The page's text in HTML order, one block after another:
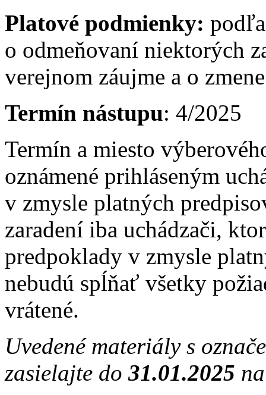
Platové podmienky:
o odmeňovaní niektorých
verejnom záujme a o
Termín nástupu: 4/2025
Termín a miesto
oznámené prihláseným
v zmysle platných
zaradení iba uchádzači,
predpoklady v zmysle
nebudú spĺňať všetky
vrátené.
Uvedené materiály s
zasielajte do31.01.2025